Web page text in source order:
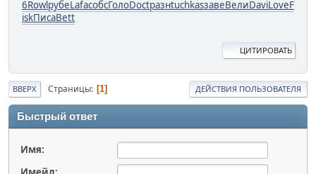
6RowlрубеLafaсобсГолоDoctразнtuchkasзавеВелиDaviLoveF
iskПисаBett
ЦИТИРОВАТЬ
ВВЕРХ Страницы 1 ДЕЙСТВИЯ ПОЛЬЗОВАТЕЛЯ
Быстрый ответ
Имя: